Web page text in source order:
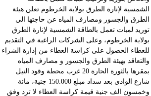
الشمسية لإنارة الطرق بولاية الخرطوم تعلن هيئة
الطرق والجسور ومصارف المياه عن حاجتها الي
توريد لمبات تعمل بالطاقة الشمسية لإنارة الطرق
بولاية الخرطوم، وعلى الشركات الراغبة في التقديم
للعطاء الحصول على كراسة العطاء من إدارة الشراء
والتعاقد بهيئة الطرق والجسور و مصارف المياه
بمقرها بالثورة الحارة 20 غرب محطة وقود النيل
شارع الوادي بعد سداد مبلغ 150.000 جنية، مائة
وخمسون الف جنية قيمة كراسة العطاء لا ترد وفق